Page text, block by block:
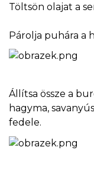
Töltsön olajat a
Párolja puhára a
Állítsa össze a
hagyma,
fedele.